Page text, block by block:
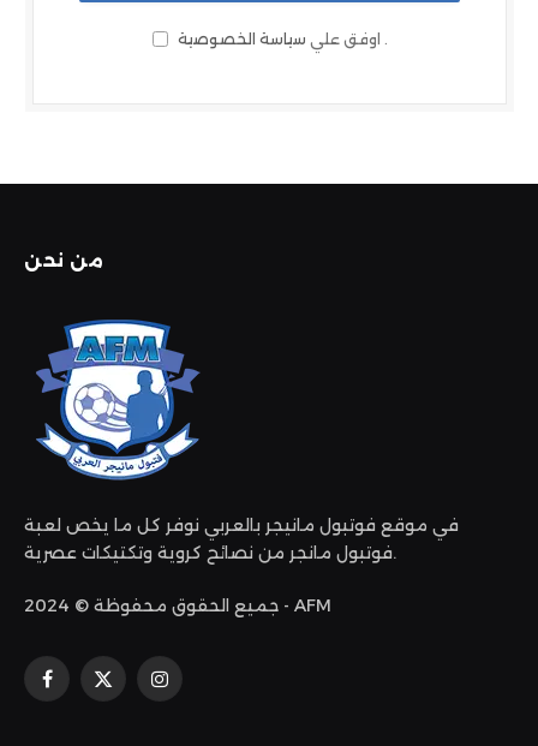
اوفق علي سياسة الخصوصية .
من نحن
في موقع فوتبول مانيجر بالعربي نوفر كل ما يخص لعبة
فوتبول مانجر من نصائح كروية وتكتيكات عصرية.
جميع الحقوق محفوظة © 2024 - AFM
فيسبوك
X
الانستغرام